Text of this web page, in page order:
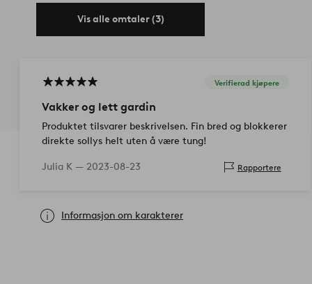
Vis alle omtaler (3)
Verifierad kjøpere
Vakker og lett gardin
Produktet tilsvarer beskrivelsen. Fin bred og blokkerer
direkte sollys helt uten å være tung!
Julia K — 2023-08-23 Rapportere
Informasjon om karakterer